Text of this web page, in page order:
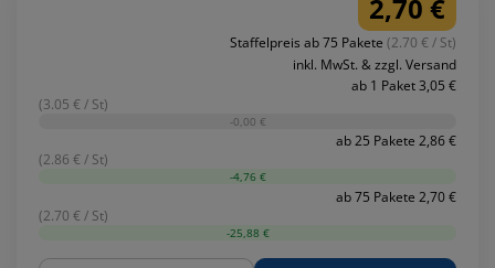
2,70 €
Staffelpreis ab 75 Pakete (2.70 € / St)
inkl. MwSt. & zzgl. Versand
ab 1 Paket 3,05 €
(3.05 € / St)
-0,00 €
ab 25 Pakete 2,86 €
(2.86 € / St)
-4,76 €
ab 75 Pakete 2,70 €
(2.70 € / St)
-25,88 €